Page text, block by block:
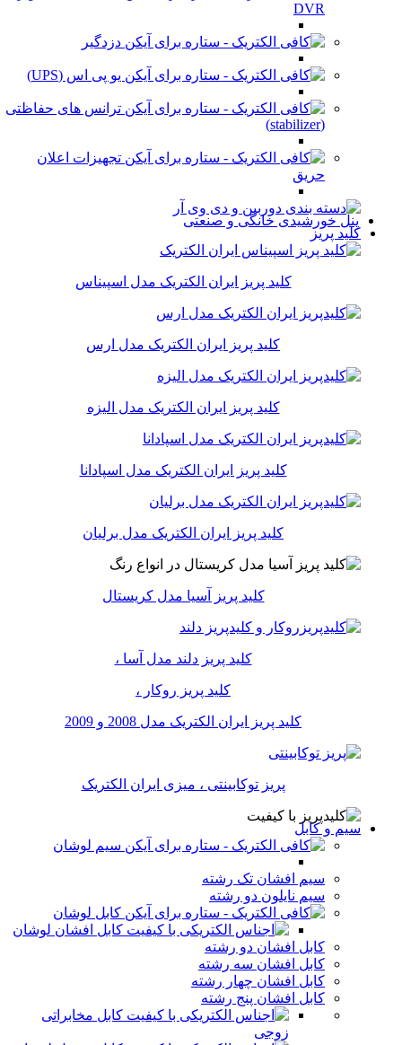
DVR
دزدگیر
یو پی اس (UPS)
ترانس های حفاظتی
(stabilizer)
تجهیزات اعلان
حریق
پنل خورشیدی خانگی و صنعتی
کلید پریز
کلید پریز ایران الکتریک مدل اسپیناس
کلید پریز ایران الکتریک مدل ارس
کلید پریز ایران الکتریک مدل الیزه
کلید پریز ایران الکتریک مدل اسپادانا
کلید پریز ایران الکتریک مدل برلیان
کلید پریز آسیا مدل کریستال
کلید پریز دلند مدل آسا ،
کلید پریز روکار ،
کلید پریز ایران الکتریک مدل 2008 و 2009
پریز توکابینتی ، میزی ایران الکتریک
سیم و کابل
سیم لوشان
سیم افشان تک رشته
سیم نایلون دو رشته
کابل لوشان
کابل افشان لوشان
کابل افشان دو رشته
کابل افشان سه رشته
کابل افشان چهار رشته
کابل افشان پنج رشته
کابل مخابراتی
زوجی